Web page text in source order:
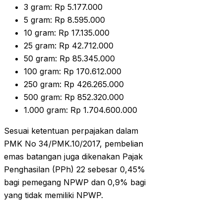
3 gram: Rp 5.177.000
5 gram: Rp 8.595.000
10 gram: Rp 17.135.000
25 gram: Rp 42.712.000
50 gram: Rp 85.345.000
100 gram: Rp 170.612.000
250 gram: Rp 426.265.000
500 gram: Rp 852.320.000
1.000 gram: Rp 1.704.600.000
Sesuai ketentuan perpajakan dalam
PMK No 34/PMK.10/2017, pembelian
emas batangan juga dikenakan Pajak
Penghasilan (PPh) 22 sebesar 0,45%
bagi pemegang NPWP dan 0,9% bagi
yang tidak memiliki NPWP.